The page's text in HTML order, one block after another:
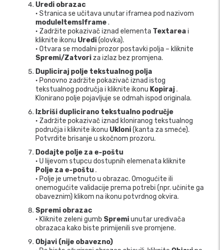
Uredi obrazac
• Stranica se učitava unutar iframea pod nazivom
moduleItemsIframe.
• Zadržite pokazivač iznad elementa Textarea i
kliknite ikonu Uredi(olovka).
• Otvara se modalni prozor postavki polja – kliknite
Spremi/Zatvori za izlaz bez promjena.
Dupliciraj polje tekstualnog polja
• Ponovno zadržite pokazivač iznad istog
tekstualnog područja i kliknite ikonu Kopiraj.
Klonirano polje pojavljuje se odmah ispod originala.
Izbriši duplicirano tekstualno područje
• Zadržite pokazivač iznad kloniranog tekstualnog
područja i kliknite ikonu Ukloni(kanta za smeće).
Potvrdite brisanje u skočnom prozoru.
Dodajte polje za e-poštu
• U lijevom stupcu dostupnih elemenata kliknite
Polje za e-poštu.
• Polje je umetnuto u obrazac. Omogućite ili
onemogućite validacije prema potrebi (npr. učinite ga
obaveznim) klikom na ikonu potvrdnog okvira.
Spremi obrazac
• Kliknite zeleni gumb Spremiunutar uređivača
obrazaca kako biste primijenili sve promjene.
Objavi (nije obavezno)